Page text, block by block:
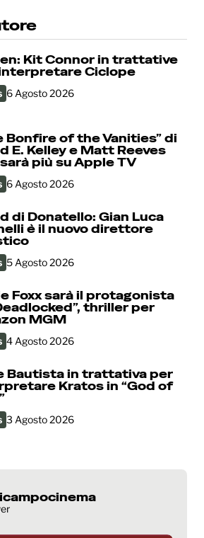
Kit Connor in trattative
Ciclope
6 Agosto 2026
Bonfire of the Vanities” di
E. Kelley e Matt Reeves
più su Apple TV
6 Agosto 2026
di Donatello: Gian Luca
è il nuovo direttore
5 Agosto 2026
Foxx sarà il protagonista
thriller per
MGM
4 Agosto 2026
Bautista in trattativa per
Kratos in “God of
3 Agosto 2026